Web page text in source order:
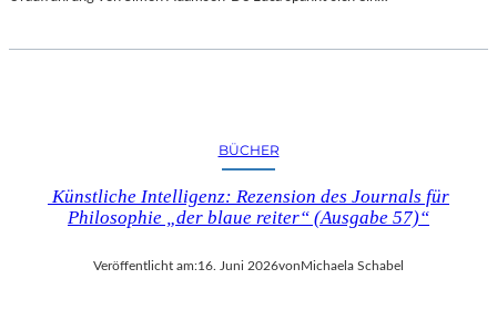
BÜCHER
Künstliche Intelligenz: Rezension des Journals für
Philosophie „der blaue reiter“ (Ausgabe 57)“
Veröffentlicht am:16. Juni 2026von Michaela Schabel